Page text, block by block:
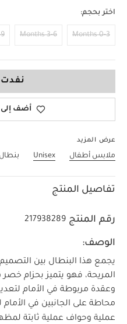
اختر بحجم:
0-3 Months
3-6 Months
نفدت
أضف إلى
عرض المزيد
ملابس أطفال Unisex
تفاصيل المنتج
رقم المنتج 217938289
الوصف:
يجمع هذا البنطال بين
المريحة، فهو يتميز بحزام
وعقدة مربوطة في الأمام
محاطة على الجانبين في الأمام
عملية وحواف عملية ثابتة